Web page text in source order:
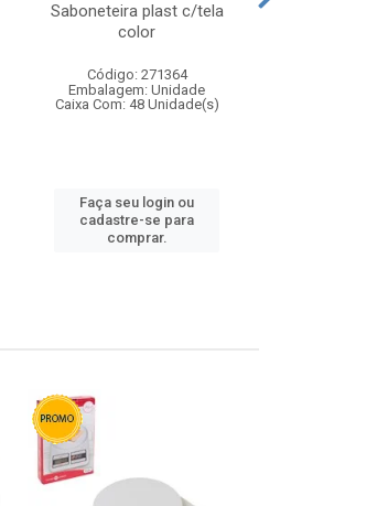
Saboneteira plast c/tela
color
Código: 271364
Embalagem: Unidade
Caixa Com: 48 Unidade(s)
Faça seu login ou
cadastre-se para
comprar.